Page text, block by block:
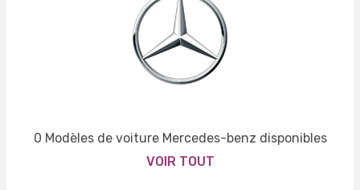
0 Modèles de voiture Mercedes-benz disponibles
VOIR TOUT